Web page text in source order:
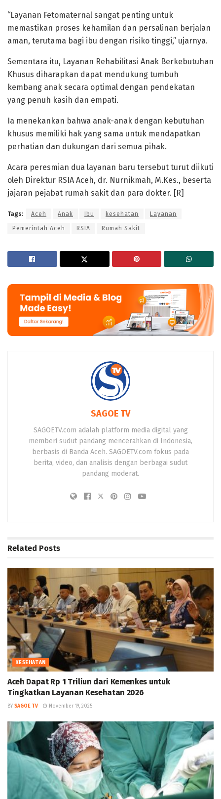
“Layanan Fetomaternal sangat penting untuk
memastikan proses kehamilan dan persalinan berjalan
aman, terutama bagi ibu dengan risiko tinggi,” ujarnya.
Sementara itu, Layanan Rehabilitasi Anak Berkebutuhan
Khusus diharapkan dapat mendukung tumbuh
kembang anak secara optimal dengan pendekatan
yang penuh kasih dan empati.
Ia menekankan bahwa anak-anak dengan kebutuhan
khusus memiliki hak yang sama untuk mendapatkan
perhatian dan dukungan dari semua pihak.
Acara peresmian dua layanan baru tersebut turut diikuti
oleh Direktur RSIA Aceh, dr. Nurnikmah, M.Kes., beserta
jajaran pejabat rumah sakit dan para dokter. [R]
Tags: Aceh Anak Ibu kesehatan Layanan
Pemerintah Aceh RSIA Rumah Sakit
SAGOE TV
SAGOETV.com adalah platform media digital yang
memberi sudut pandang mencerahkan di Indonesia,
berbasis di Banda Aceh. SAGOETV.com fokus pada
berita, video, dan analisis dengan berbagai sudut
pandang moderat.
Related Posts
KESEHATAN
Aceh Dapat Rp 1 Triliun dari Kemenkes untuk
Tingkatkan Layanan Kesehatan 2026
BY SAGOE TV November 19, 2025